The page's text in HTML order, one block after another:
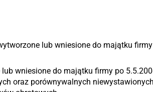
lub wniesione do majątku
wniesione do majątku firmy po
oraz porównywalnych niewystawionych